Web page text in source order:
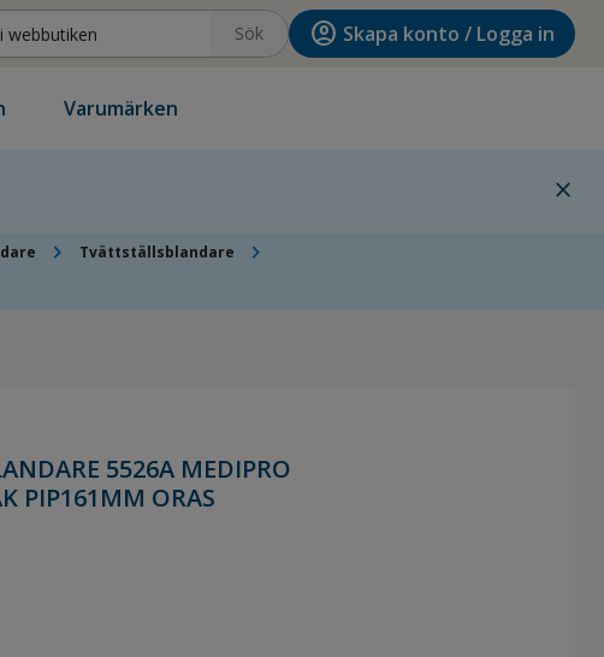
Sök account_circle Skapa konto / Logga in
Varumärken
close
chevron_right Tvättställsblandare chevron_right
5526A MEDIPRO
PIP161MM ORAS